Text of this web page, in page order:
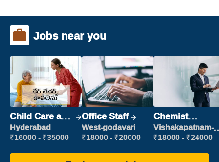
Jobs near you
Child Care and
Patient care
Hyderabad
₹16000 - ₹35000
Office Staff
West-godavari
₹18000 - ₹20000
Chemist
Production
Executive
Vishakapatnam-
new
₹18000 - ₹24000